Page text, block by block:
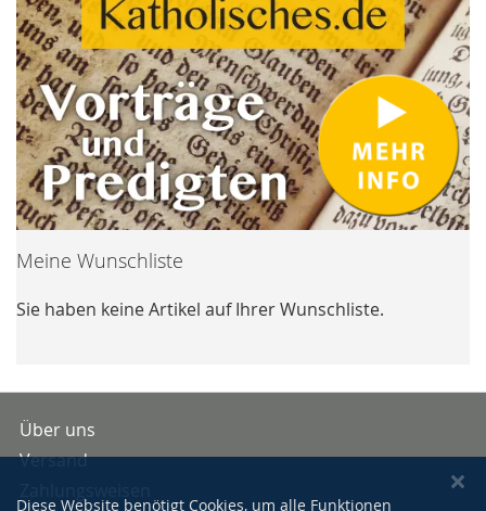
Meine Wunschliste
Sie haben keine Artikel auf Ihrer Wunschliste.
Über uns
Versand
Diese Website benötigt Cookies, um alle Funktionen